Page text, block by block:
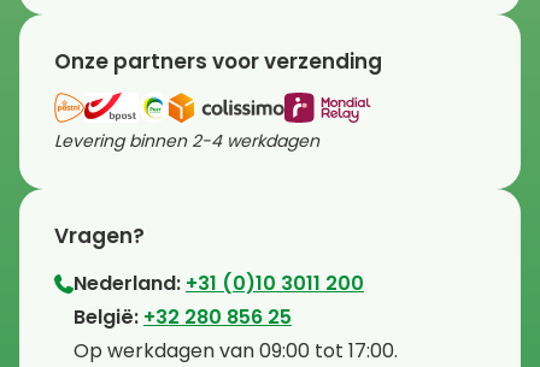
Onze partners voor verzending
Levering binnen 2-4 werkdagen
Vragen?
Nederland: +31 (0)10 3011 200
⁠België: +32 280 856 25
⁠⁠Op werkdagen van 09:00 tot 17:00.